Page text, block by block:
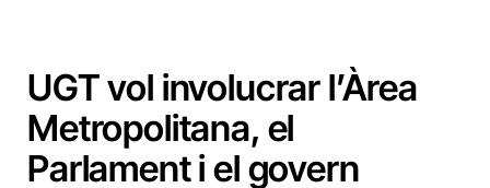
UGT vol involucrar l’Àrea
Metropolitana, el
Parlament i el govern